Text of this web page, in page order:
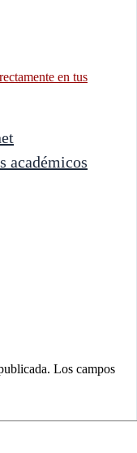
académicos
Los campos